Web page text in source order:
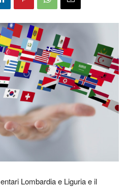
Lombardia e Liguria e il